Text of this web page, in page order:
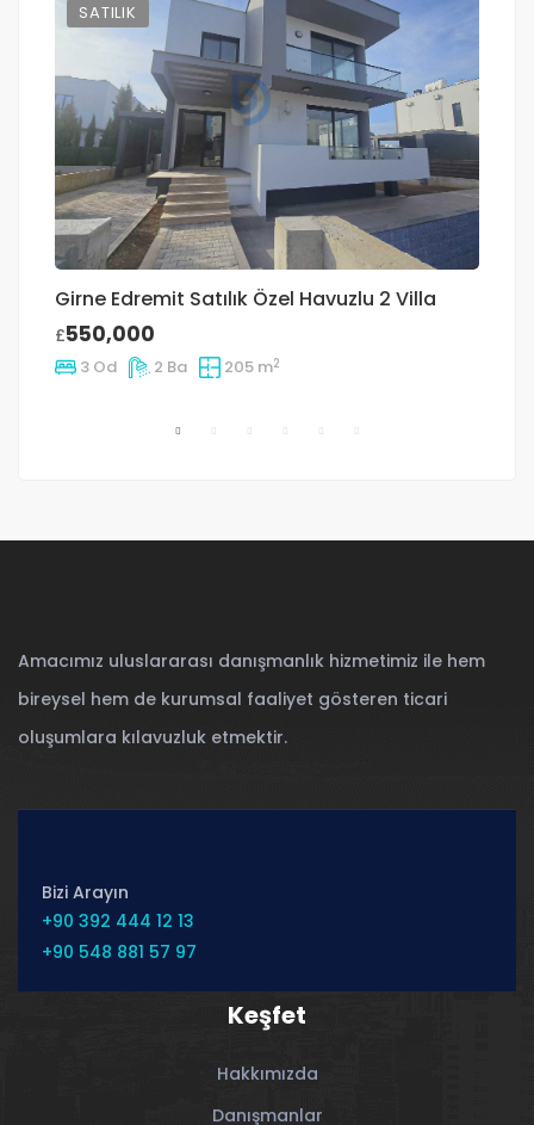
SATILIK
Girne Edremit Satılık Özel Havuzlu 2 Villa
£550,000
3 Od 2 Ba 205 m2
Amacımız uluslararası danışmanlık hizmetimiz ile hem
bireysel hem de kurumsal faaliyet gösteren ticari
oluşumlara kılavuzluk etmektir.
Bizi Arayın
+90 392 444 12 13
+90 548 881 57 97
Keşfet
Hakkımızda
Danışmanlar